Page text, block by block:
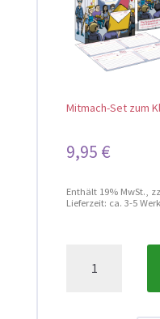
Mitmach-Set zum
9,95 €
Enthält 19% MwSt.
Lieferzeit: ca. 3-5